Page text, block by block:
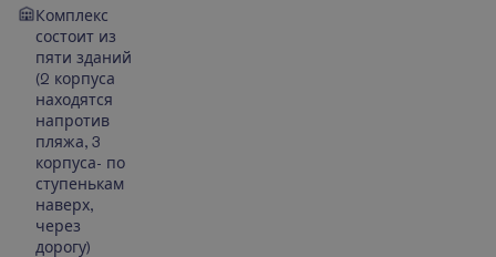
Комплекс
состоит из
пяти зданий
(2 корпуса
находятся
напротив
пляжа, 3
корпуса- по
ступенькам
наверх,
через
дорогу)